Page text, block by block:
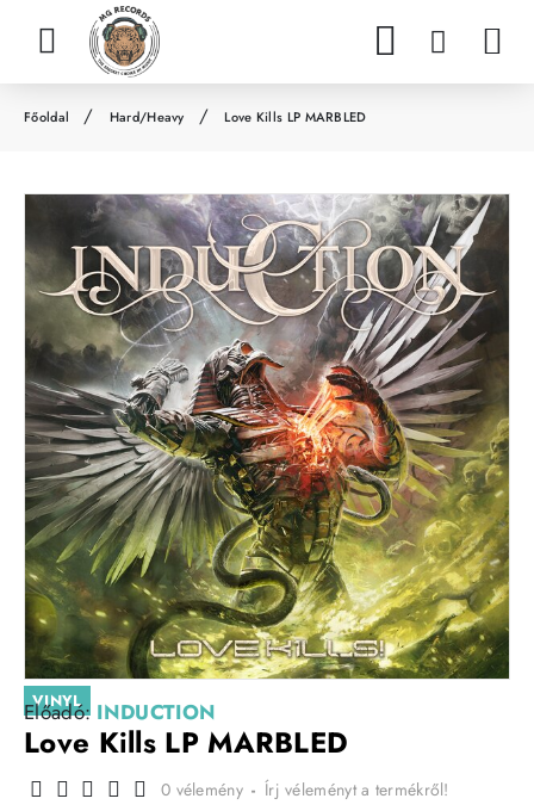
Hard/Heavy Love Kills LP MARBLED
VINYL
Előadó: INDUCTION
Love Kills LP MARBLED
0 vélemény - Írj véleményt a termékről!